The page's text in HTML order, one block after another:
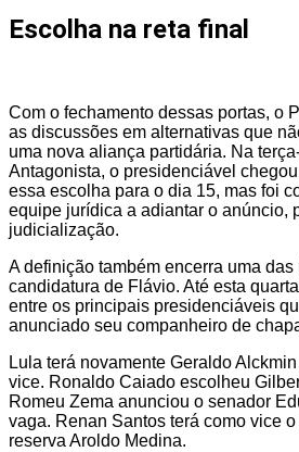
Escolha na reta final
Com o fechamento dessas portas, o
as discussões em alternativas que
uma nova aliança partidária. Na
Antagonista, o presidenciável
essa escolha para o dia 15, mas foi
equipe jurídica a adiantar o anúncio,
judicialização.
A definição também encerra uma
candidatura de Flávio. Até esta
entre os principais presidenciáveis
anunciado seu companheiro de
Lula terá novamente Geraldo
vice. Ronaldo Caiado escolheu
Romeu Zema anunciou o senador
vaga. Renan Santos terá como vice
reserva Aroldo Medina.